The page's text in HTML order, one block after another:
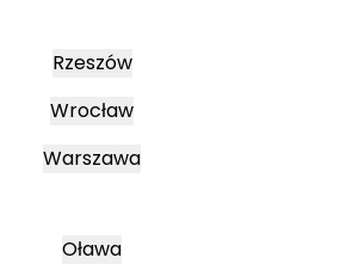
Rzeszów
Wrocław
Warszawa
Oława